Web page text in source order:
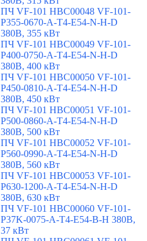
ПЧ VF-101 HBC00048 VF-101-
P355-0670-A-T4-E54-N-H-D
380В, 355 кВт
ПЧ VF-101 HBC00049 VF-101-
P400-0750-A-T4-E54-N-H-D
380В, 400 кВт
ПЧ VF-101 HBC00050 VF-101-
P450-0810-A-T4-E54-N-H-D
380В, 450 кВт
ПЧ VF-101 HBC00051 VF-101-
P500-0860-A-T4-E54-N-H-D
380В, 500 кВт
ПЧ VF-101 HBC00052 VF-101-
P560-0990-A-T4-E54-N-H-D
380В, 560 кВт
ПЧ VF-101 HBC00053 VF-101-
P630-1200-A-T4-E54-N-H-D
380В, 630 кВт
ПЧ VF-101 HBC00060 VF-101-
P37K-0075-A-T4-E54-B-H 380В,
37 кВт